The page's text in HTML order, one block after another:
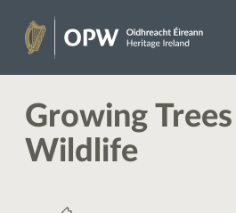
Skip
content
Growing
Wildlife